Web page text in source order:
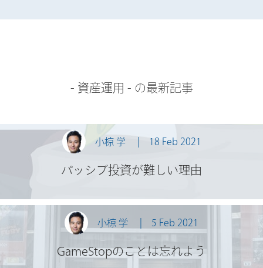
- 資産運用 - の最新記事
小椋 学 18 Feb 2021
パッシブ投資が難しい理由
小椋 学 5 Feb 2021
GameStopのことは忘れよう